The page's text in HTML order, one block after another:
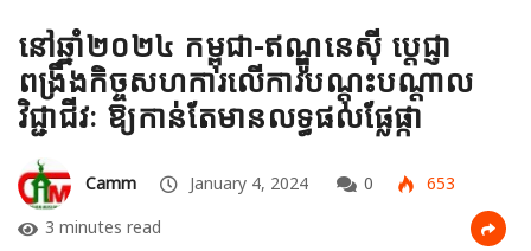
នៅឆ្នាំ២០២៤ កម្ពុជា-ឥណ្ឌូនេស៊ី ប្តេជ្ញា
ពង្រឹងកិច្ចសហការលើការបណ្តុះបណ្តាល
វិជ្ជាជីវៈ ឱ្យកាន់តែមានលទ្ធផលផ្លែផ្កា
Camm January 4, 2024 0
653
3 minutes read